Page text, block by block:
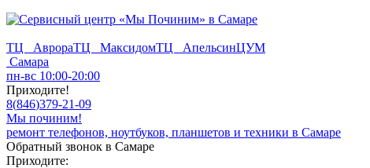
ТЦ АврораТЦ МаксидомТЦ АпельсинЦУМ
Самара
пн-вс 10:00-20:00
Приходите!
8(846)379-21-09
Мы починим!
ремонт телефонов, ноутбуков, планшетов и техники в Самаре
Обратный звонок в Самаре
Приходите: